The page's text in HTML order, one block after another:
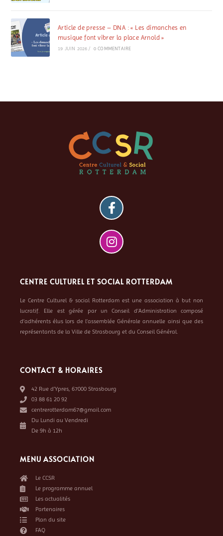
Article de presse – DNA : « Les dimanches en
musique font vibrer la place Arnold »
19 JUIN 2026 / 0 COMMENTAIRE
CENTRE CULTUREL ET SOCIAL ROTTERDAM
Le Centre Culturel & social Rotterdam est une association à but non
lucratif. Elle est gérée par un Conseil d’Administration composé
d’adhérents élus lors de l’assemblée Générale annuelle ainsi que des
représentants de la Ville de Strasbourg et du Conseil Général.
CONTACT & HORAIRES
42 Rue d’Ypres, 67000 Strasbourg
03 88 61 20 92
centrerotterdam67@gmail.com
Du Lundi au Vendredi
De 9h à 12h
MENU ASSOCIATION
Le CCSR
Le programme annuel
Les actualités
Partenaires
Plan du site
FAQ